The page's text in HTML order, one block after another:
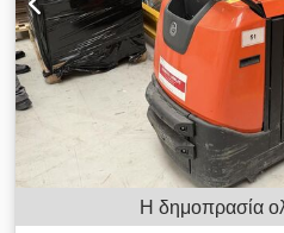
Η δημοπρασία